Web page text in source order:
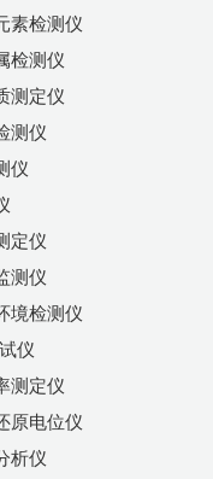
素检测仪
检测仪
测定仪
测仪
仪
定仪
测仪
境检测仪
仪
测定仪
原电位仪
析仪